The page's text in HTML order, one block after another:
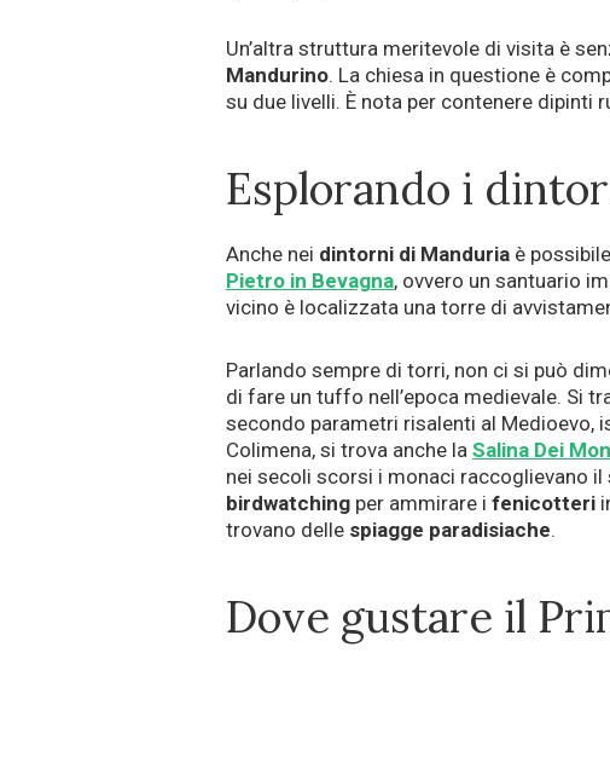
Un’altra struttura meritevole di visita è
Mandurino. La chiesa in questione è
su due livelli. È nota per contenere
Esplorando i
Anche nei dintorni di Manduria è
Pietro in Bevagna, ovvero un santuario
vicino è localizzata una torre di
Parlando sempre di torri, non ci si può
di fare un tuffo nell’epoca medievale. Si
secondo parametri risalenti al Medioevo,
Colimena, si trova anche la Salina Dei
nei secoli scorsi i monaci raccoglievano
birdwatching per ammirare i fenicotteri
trovano delle spiagge paradisiache.
Dove gustare il